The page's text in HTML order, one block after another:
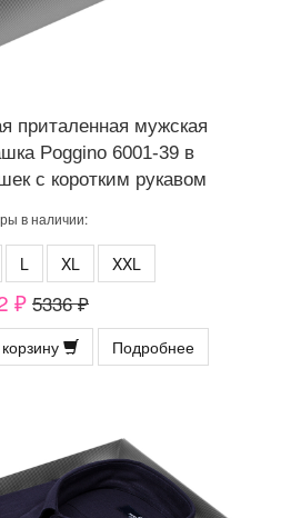
приталенная мужская
Poggino 6001-39 в
с коротким рукавом
в наличии:
L XL XXL
₽ 5336 ₽
Подробнее